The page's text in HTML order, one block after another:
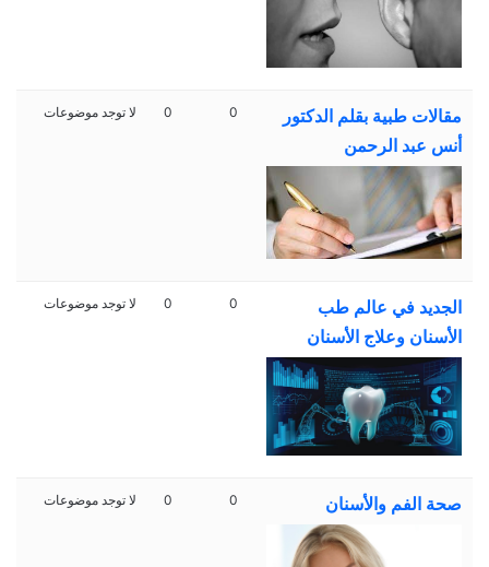
مقالات طبية بقلم الدكتور
أنس عبد الرحمن
0
0 لا توجد موضوعات
الجديد في عالم طب
الأسنان وعلاج الأسنان
0
0 لا توجد موضوعات
صحة الفم والأسنان 0
0 لا توجد موضوعات